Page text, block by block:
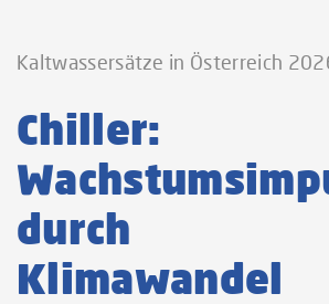
Kaltwassersätze in Österreich
Chiller:
durch
Klimawandel